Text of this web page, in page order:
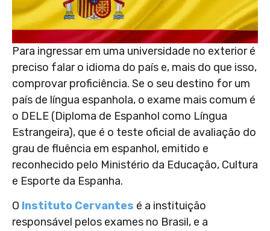
Para ingressar em uma universidade no exterior é
preciso falar o idioma do país e, mais do que isso,
comprovar proficiência. Se o seu destino for um
país de língua espanhola, o exame mais comum é
o DELE (Diploma de Espanhol como Língua
Estrangeira), que é o teste oficial de avaliação do
grau de fluência em espanhol, emitido e
reconhecido pelo Ministério da Educação, Cultura
e Esporte da Espanha.
O Instituto Cervantes é a instituição
responsável pelos exames no Brasil, e a